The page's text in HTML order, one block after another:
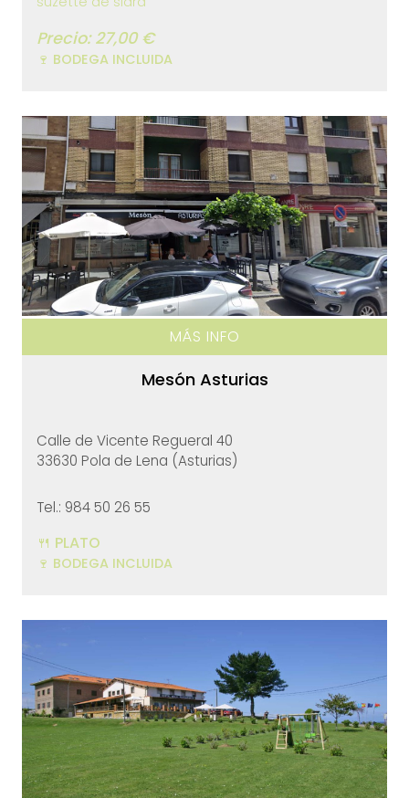
Precio: 27,00 €
🍷 BODEGA INCLUIDA
MÁS INFO
Mesón Asturias
Calle de Vicente Regueral 40
33630 Pola de Lena (Asturias)
Tel.: 984 50 26 55
🍴 PLATO
🍷 BODEGA INCLUIDA